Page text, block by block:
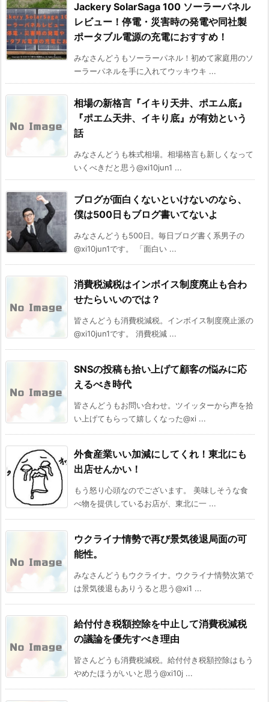
Jackery SolarSaga 100 ソーラーパネル
レビュー！停電・災害時の発電や同社製
ポータブル電源の充電におすすめ！
みなさんどうもソーラーパネル！初めて家庭用のソ
ーラーパネルを手に入れてウッキウキ ...
相場の新格言『イキり天井、ポエム底』
『ポエム天井、イキり底』が有効という
話
みなさんどうも株式相場。相場格言も新しくなって
いくべきだと思う@xi10jun1 ...
ブログが面白くないといけないのなら、
僕は500日もブログ書いてないよ
みなさんどうも500日。毎日ブログ書く系男子の
@xi10jun1です。 「面白い ...
消費税減税はインボイス制度廃止も合わ
せたらいいのでは？
皆さんどうも消費税減税。インボイス制度廃止派の
@xi10jun1です。 消費税減 ...
SNSの投稿も拾い上げて顧客の悩みに応
えるべき時代
皆さんどうもお問い合わせ。ツイッターから声を拾
い上げてもらって嬉しくなった@xi ...
外食産業いい加減にしてくれ！東北にも
出店せんかい！
もう怒り心頭なのでございます。 美味しそうな食
べ物を提供しているお店が、東北に一 ...
ウクライナ情勢で再び景気後退局面の可
能性。
みなさんどうもウクライナ。ウクライナ情勢次第で
は景気後退もありうると思う@xi1 ...
給付付き税額控除を中止して消費税減税
の議論を優先すべき理由
皆さんどうも消費税減税。給付付き税額控除はもう
やめたほうがいいと思う@xi10j ...